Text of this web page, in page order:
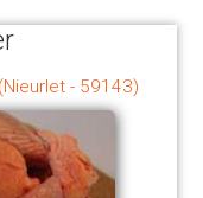
- 59143)